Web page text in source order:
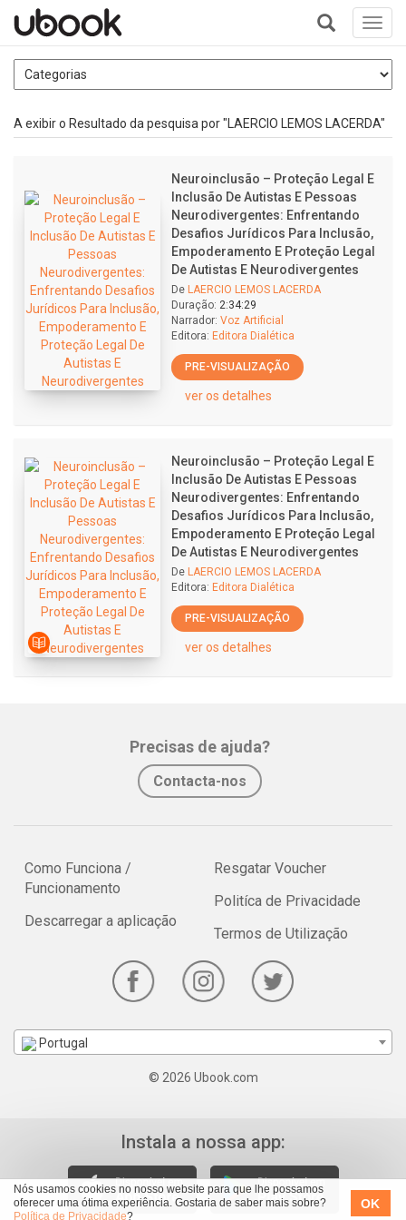
Nós usamos cookies no nosso website para que lhe possamos
oferecer uma ótima experiência. Gostaria de saber mais sobre?
Política de Privacidade?
OK
+
A exibir o Resultado da pesquisa por "LAERCIO LEMOS LACERDA"
Neuroinclusão – Proteção Legal E
Inclusão De Autistas E Pessoas
Neurodivergentes: Enfrentando
Desafios Jurídicos Para Inclusão,
Empoderamento E Proteção Legal
De Autistas E Neurodivergentes
De LAERCIO LEMOS LACERDA
Duração: 2:34:29
Narrador: Voz Artificial
Editora: Editora Dialética
PRE-VISUALIZAÇÃO
ver os detalhes
Neuroinclusão – Proteção Legal E
Inclusão De Autistas E Pessoas
Neurodivergentes: Enfrentando
Desafios Jurídicos Para Inclusão,
Empoderamento E Proteção Legal
De Autistas E Neurodivergentes
De LAERCIO LEMOS LACERDA
Editora: Editora Dialética
PRE-VISUALIZAÇÃO
ver os detalhes
Precisas de ajuda?
Contacta-nos
Como Funciona /
Funcionamento
Descarregar a aplicação
Resgatar Voucher
Politíca de Privacidade
Termos de Utilização
Portugal
© 2026 Ubook.com
Instala a nossa app: